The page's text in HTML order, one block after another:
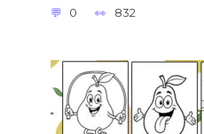
0 832